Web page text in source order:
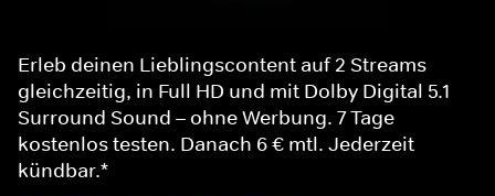
Erleb deinen Lieblingscontent auf 2 Streams
gleichzeitig, in Full HD und mit Dolby Digital 5.1
Surround Sound – ohne Werbung. 7 Tage
kostenlos testen. Danach 6 € mtl. Jederzeit
kündbar.*